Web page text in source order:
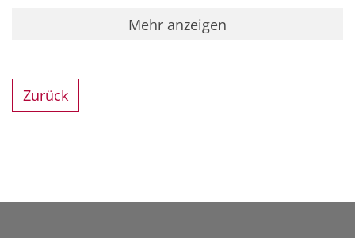
Mehr anzeigen
Zurück